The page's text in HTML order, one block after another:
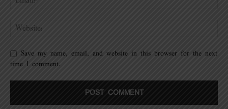
Save my name, email, and website in this browser for the next
time I comment.